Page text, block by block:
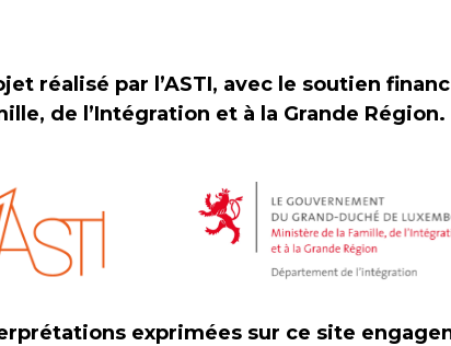
réalisé par l’ASTI, avec le soutien
de l’Intégration et à la Grande Région.
exprimées sur ce site